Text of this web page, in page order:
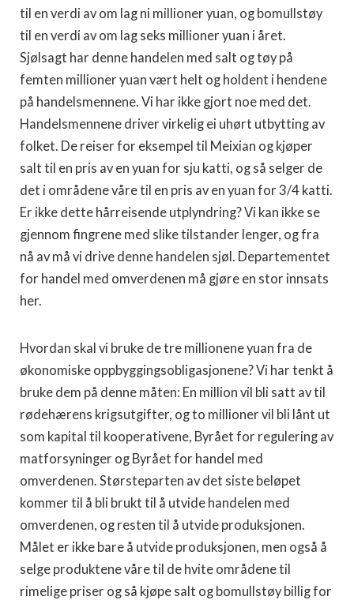
til en verdi av om lag ni millioner yuan, og bomullstøy
til en verdi av om lag seks millioner yuan i året.
Sjølsagt har denne handelen med salt og tøy på
femten millioner yuan vært helt og holdent i hendene
på handelsmennene. Vi har ikke gjort noe med det.
Handelsmennene driver virkelig ei uhørt utbytting av
folket. De reiser for eksempel til Meixian og kjøper
salt til en pris av en yuan for sju katti, og så selger de
det i områdene våre til en pris av en yuan for 3/4 katti.
Er ikke dette hårreisende utplyndring? Vi kan ikke se
gjennom fingrene med slike tilstander lenger, og fra
nå av må vi drive denne handelen sjøl. Departementet
for handel med omverdenen må gjøre en stor innsats
her.
Hvordan skal vi bruke de tre millionene yuan fra de
økonomiske oppbyggingsobligasjonene? Vi har tenkt å
bruke dem på denne måten: En million vil bli satt av til
rødehærens krigsutgifter, og to millioner vil bli lånt ut
som kapital til kooperativene, Byrået for regulering av
matforsyninger og Byrået for handel med
omverdenen. Størsteparten av det siste beløpet
kommer til å bli brukt til å utvide handelen med
omverdenen, og resten til å utvide produksjonen.
Målet er ikke bare å utvide produksjonen, men også å
selge produktene våre til de hvite områdene til
rimelige priser og så kjøpe salt og bomullstøy billig for